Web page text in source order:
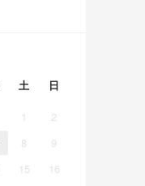
土 日
1
2
8
9
15
16